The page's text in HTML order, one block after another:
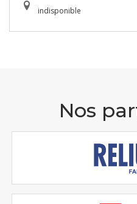
indisponible
Nos